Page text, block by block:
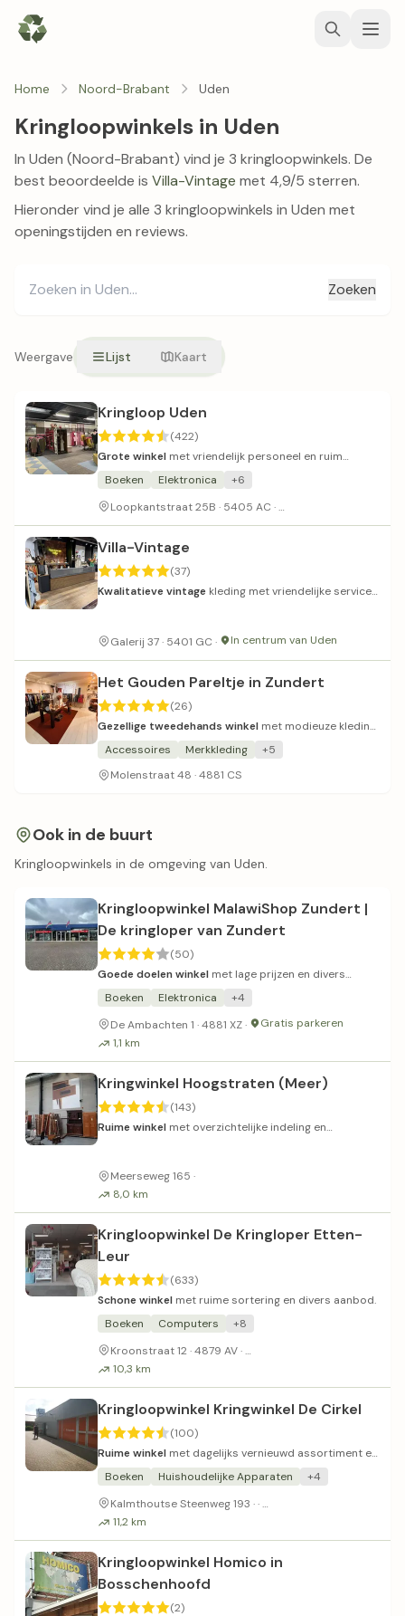
Home Noord-Brabant Uden
Kringloopwinkels in Uden
In Uden (Noord-Brabant) vind je 3 kringloopwinkels. De
best beoordeelde is Villa-Vintage met 4,9/5 sterren.
Hieronder vind je alle 3 kringloopwinkels in Uden met
openingstijden en reviews.
Zoeken
Weergave Lijst Kaart
Kringloop Uden
(422)
Grote winkel met vriendelijk personeel en ruim
assortiment, soms rommelig.
Boeken Elektronica
+6
Loopkantstraat 25B · 5405 AC ·
Villa-Vintage
(37)
Kwalitatieve vintage kleding met vriendelijke service
Galerij 37 · 5401 GC · In centrum van Uden
Het Gouden Pareltje in Zundert
(26)
Gezellige tweedehands winkel met modieuze kleding
op maat en vriendelijke service.
Accessoires Merkkleding
+5
Molenstraat 48 · 4881 CS
Ook in de buurt
Kringloopwinkels in de omgeving van Uden.
Kringloopwinkel MalawiShop Zundert |
De kringloper van Zundert
(50)
Goede doelen winkel met lage prijzen en divers
aanbod aan kringloopgoederen.
Boeken Elektronica
+4
De Ambachten 1 · 4881 XZ ·
Gratis parkeren
1,1 km
Kringwinkel Hoogstraten (Meer)
(143)
Ruime winkel met overzichtelijke indeling en
Meerseweg 165 ·
8,0 km
Kringloopwinkel De Kringloper Etten-
Leur
(633)
Schone winkel met ruime sortering en divers aanbod.
Boeken
Computers
+8
Kroonstraat 12 · 4879 AV ·
10,3 km
Kringloopwinkel Kringwinkel De Cirkel
(100)
Ruime winkel met dagelijks vernieuwd assortiment en
vriendelijk personeel.
Boeken Huishoudelijke Apparaten
+4
Kalmthoutse Steenweg 193 · ·
11,2 km
Kringloopwinkel Homico in
Bosschenhoofd
(2)